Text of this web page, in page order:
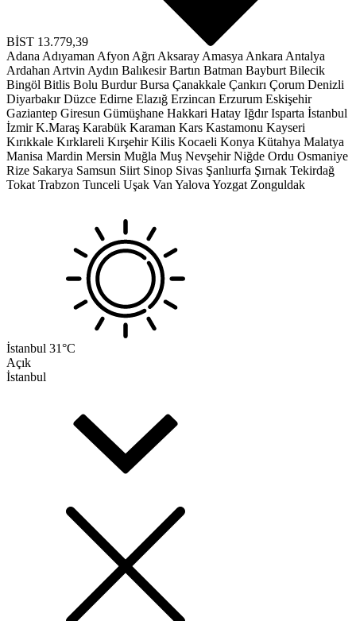
BİST 13.779,39
Adana Adıyaman Afyon Ağrı Aksaray Amasya Ankara Antalya
Ardahan Artvin Aydın Balıkesir Bartın Batman Bayburt Bilecik
Bingöl Bitlis Bolu Burdur Bursa Çanakkale Çankırı Çorum Denizli
Diyarbakır Düzce Edirne Elazığ Erzincan Erzurum Eskişehir
Gaziantep Giresun Gümüşhane Hakkari Hatay Iğdır Isparta İstanbul
İzmir K.Maraş Karabük Karaman Kars Kastamonu Kayseri
Kırıkkale Kırklareli Kırşehir Kilis Kocaeli Konya Kütahya Malatya
Manisa Mardin Mersin Muğla Muş Nevşehir Niğde Ordu Osmaniye
Rize Sakarya Samsun Siirt Sinop Sivas Şanlıurfa Şırnak Tekirdağ
Tokat Trabzon Tunceli Uşak Van Yalova Yozgat Zonguldak
İstanbul 31°C
Açık
İstanbul